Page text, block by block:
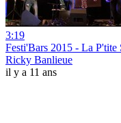
3:19
Festi'Bars 2015 - La P'tite
Ricky Banlieue
il y a 11 ans